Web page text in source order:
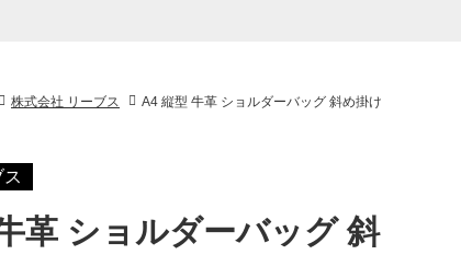
株式会社 リーブス A4 縦型 牛革 ショルダーバッグ 斜め掛け
革 ショルダーバッグ 斜